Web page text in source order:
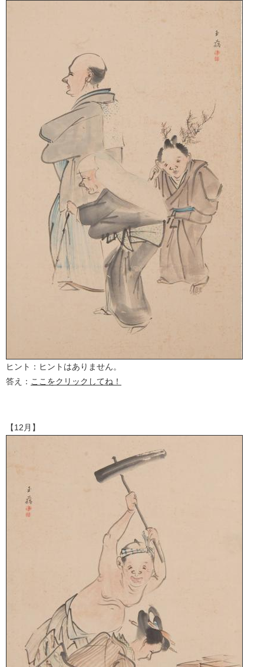
ヒント：ヒントはありません。
答え： ここをクリックしてね！
【12月】